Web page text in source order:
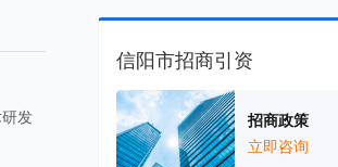
发
信阳市招商引资
招商政策
立即咨询